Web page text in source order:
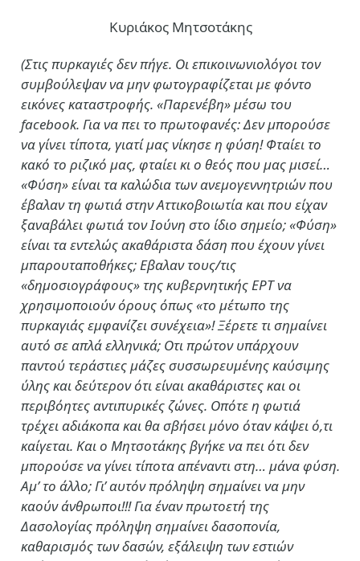
Κυριάκος Μητσοτάκης
(Στις πυρκαγιές δεν πήγε. Οι επικοινωνιολόγοι τον
συμβούλεψαν να μην φωτογραφίζεται με φόντο
εικόνες καταστροφής. «Παρενέβη» μέσω του
facebook. Για να πει το πρωτοφανές: Δεν μπορούσε
να γίνει τίποτα, γιατί μας νίκησε η φύση! Φταίει το
κακό το ριζικό μας, φταίει κι ο θεός που μας μισεί…
«Φύση» είναι τα καλώδια των ανεμογεννητριών που
έβαλαν τη φωτιά στην Αττικοβοιωτία και που είχαν
ξαναβάλει φωτιά τον Ιούνη στο ίδιο σημείο; «Φύση»
είναι τα εντελώς ακαθάριστα δάση που έχουν γίνει
μπαρουταποθήκες; Εβαλαν τους/τις
«δημοσιογράφους» της κυβερνητικής ΕΡΤ να
χρησιμοποιούν όρους όπως «το μέτωπο της
πυρκαγιάς εμφανίζει συνέχεια»! Ξέρετε τι σημαίνει
αυτό σε απλά ελληνικά; Οτι πρώτον υπάρχουν
παντού τεράστιες μάζες συσσωρευμένης καύσιμης
ύλης και δεύτερον ότι είναι ακαθάριστες και οι
περιβόητες αντιπυρικές ζώνες. Οπότε η φωτιά
τρέχει αδιάκοπα και θα σβήσει μόνο όταν κάψει ό,τι
καίγεται. Και ο Μητσοτάκης βγήκε να πει ότι δεν
μπορούσε να γίνει τίποτα απέναντι στη… μάνα φύση.
Αμ’ το άλλο; Γι’ αυτόν πρόληψη σημαίνει να μην
καούν άνθρωποι!!! Για έναν πρωτοετή της
Δασολογίας πρόληψη σημαίνει δασοπονία,
καθαρισμός των δασών, εξάλειψη των εστιών